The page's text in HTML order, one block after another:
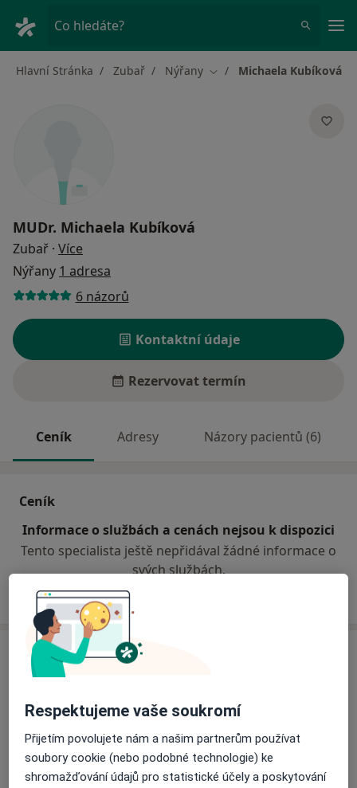
Co hledáte?
Hlavní Stránka Zubař Nýřany Změna města
Michaela Kubíková
MUDr. Michaela Kubíková
Zubař · Více
Nýřany 1 adresa
6 názorů
Kontaktní údaje
Rezervovat termín
Ceník Adresy Názory pacientů (6)
Ceník
Informace o službách a cenách nejsou k dispozici
Tento specialista ještě nepřidával žádné informace o
svých službách.
Adresa
Masarykovo náměstí 448, Nýřany33023
Přiblížit mapuse otevře v nové záložce
Respektujeme vaše soukromí
Přijetím povolujete nám a našim partnerům používat
soubory cookie (nebo podobné technologie) ke
shromažďování údajů pro statistické účely a poskytování